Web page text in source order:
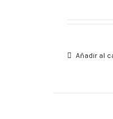
Añadir al